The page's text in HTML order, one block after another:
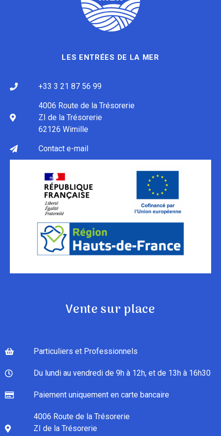
LES ENTRÉES DE LA MER
+33 3 21 87 56 99
4006 Route de la Trésorerie
ZI de la Trésorerie
62126 Wimille
Contact e-mail
Vente sur place
Particuliers et Professionnels
Du lundi au vendredi de 9h à 12h, et de 13h à 16h30
Paiement uniquement en carte bancaire
4006 Route de la Trésorerie
ZI de la Trésorerie